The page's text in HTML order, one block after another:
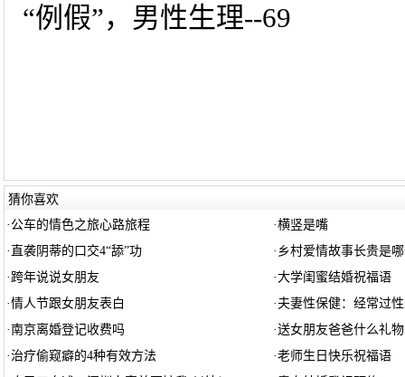
“例假”，男性生理--69
猜你喜欢
· 公车的情色之旅心路旅程 ·横竖是嘴
· 直袭阴蒂的口交4“舔”功 · 乡村爱情故事长贵是
· 跨年说说女朋友 ·大学闺蜜结婚祝福语
·情人节跟女朋友表白 · 夫妻性保健：经常过
·南京离婚登记收费吗 ·送女朋友爸爸什么礼
·治疗偷窥癖的4种有效方法 ·老师生日快乐祝福语